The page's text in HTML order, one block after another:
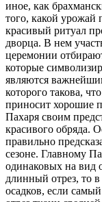
иное, как
того, какой урожай
красивый ритуал
дворца. В нем
церемонии
которые
являются
которого такова,
приносит хорошие
Пахаря своим
красивого обряда.
правильно
сезоне. Главному
одинаковых на вид
длинный отрез, то
осадков, если